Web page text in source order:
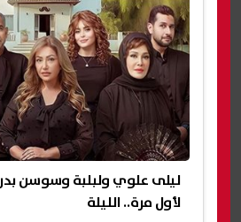
ليلى علوي ولبلبة وسوسن
لأول مرة.. الليلة